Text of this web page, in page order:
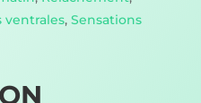
ventrales, Sensations